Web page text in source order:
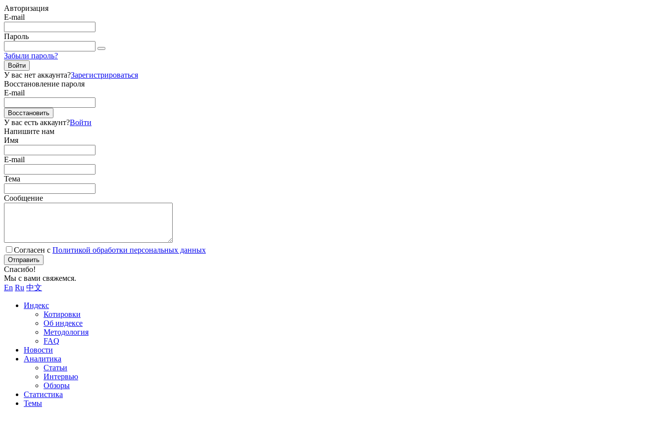
Авторизация
E-mail
Пароль
Забыли пароль?
Войти
У вас нет аккаунта?Зарегистрироваться
Восстановление пароля
E-mail
Восстановить
У вас есть аккаунт?Войти
Напишите нам
Имя
E-mail
Тема
Сообщение
Согласен с Политикой обработки персональных данных
Отправить
Спасибо!
Мы с вами свяжемся.
En Ru 中文
Индекс
Котировки
Об индексе
Методология
FAQ
Новости
Аналитика
Статьи
Интервью
Обзоры
Статистика
Темы